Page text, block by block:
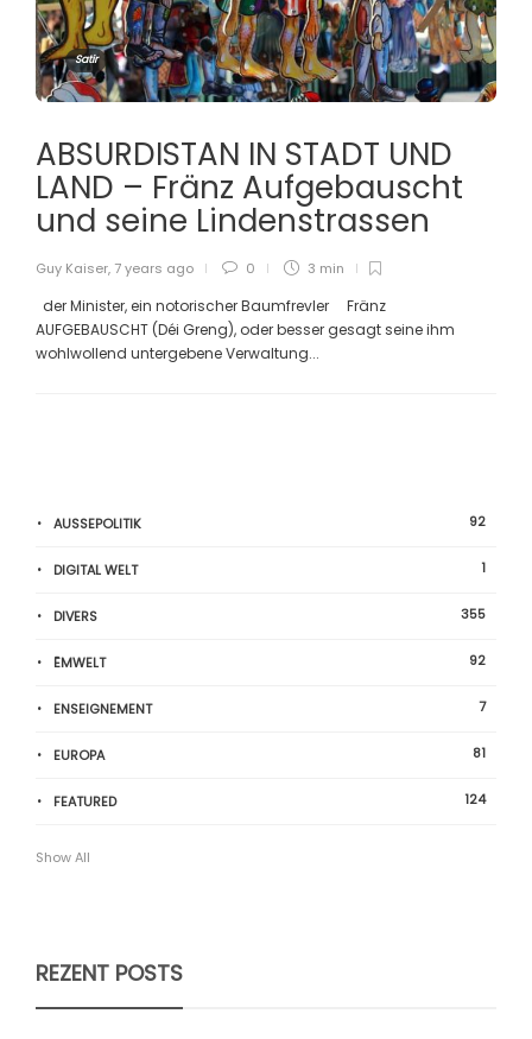
Satir
ABSURDISTAN IN STADT UND
LAND – Fränz Aufgebauscht
und seine Lindenstrassen
Guy Kaiser, 7 years ago 0 3 min
der Minister, ein notorischer Baumfrevler Fränz
AUFGEBAUSCHT (Déi Greng), oder besser gesagt seine ihm
wohlwollend untergebene Verwaltung...
AUSSEPOLITIK 92
DIGITAL WELT 1
DIVERS 355
ËMWELT 92
ENSEIGNEMENT 7
EUROPA 81
FEATURED 124
Show All
REZENT POSTS